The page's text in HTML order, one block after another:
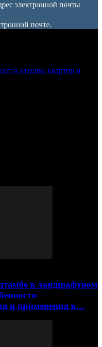
электронной почты
почте.
и отделка квартир и
в ландшафтном
и применения в…